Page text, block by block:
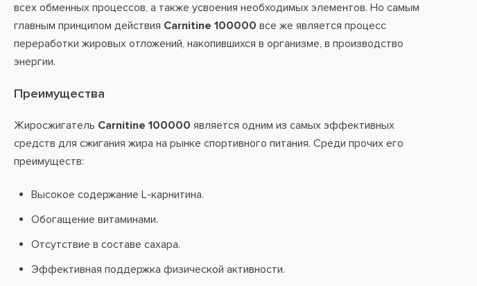
всех обменных процессов, а также усвоения необходимых элементов. Но самым
главным принципом действия Carnitine 100000 все же является процесс
переработки жировых отложений, накопившихся в организме, в производство
энергии.
Преимущества
Жиросжигатель Carnitine 100000 является одним из самых эффективных
средств для сжигания жира на рынке спортивного питания. Среди прочих его
преимуществ:
Высокое содержание L-карнитина.
Обогащение витаминами.
Отсутствие в составе сахара.
Эффективная поддержка физической активности.